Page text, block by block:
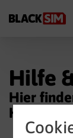
Hilfe
Hier